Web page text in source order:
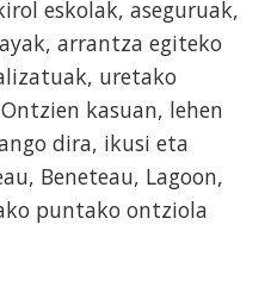
eskolak, aseguruak,
arrantza egiteko
uretako
kasuan, lehen
dira, ikusi eta
Beneteau, Lagoon,
puntako ontziola